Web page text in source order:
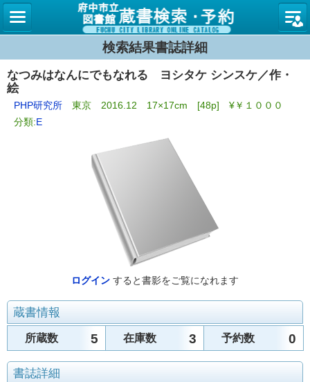
図書館
検索結果書誌詳細
なつみはなんにでもなれる ヨシタケ シンスケ／作・
絵
PHP研究所 東京 2016.12 17×17cm [48p] ¥￥１０００
分類:E
ログイン すると書影をご覧になれます
蔵書情報
所蔵数 5 在庫数 3 予約数 0
書誌詳細